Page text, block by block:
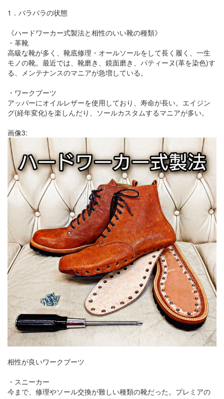
1．バラバラの状態
《ハードワーカー式製法と相性のいい靴の種類》
・革靴
高級な靴が多く、靴底修理・オールソールをして長く履く、一生
モノの靴。最近では、靴磨き、鏡面磨き、パティーヌ(革を染色)す
る、メンテナンスのマニアが急増している。
・ワークブーツ
アッパーにオイルレザーを使用しており、寿命が長い。エイジン
グ(経年変化)を楽しんだり、ソールカスタムするマニアが多い。
画像3:
相性が良いワークブーツ
・スニーカー
今まで、修理やソール交換が難しい種類の靴だった。プレミアの